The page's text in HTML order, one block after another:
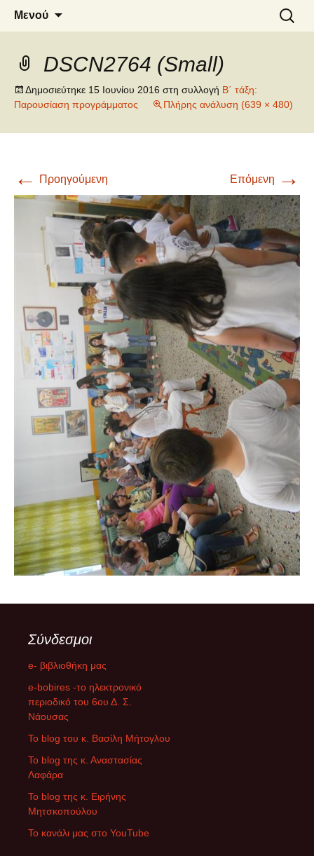
6o ΔΗΜΟΤΙΚΟ ΣΧΟΛΕΙΟ
ΝΑΟΥΣΑΣ
Μενού
για:
DSCN2764 (Small)
Δημοσιεύτηκε 15 Ιουνίου 2016 στη συλλογή Β΄ τάξη:
Παρουσίαση προγράμματος
Πλήρης ανάλυση (639 × 480)
← Προηγούμενη Επόμενη →
Σύνδεσμοι
e- βιβλιοθήκη μας
e-bobires -το ηλεκτρονικό
περιοδικό του 6ου Δ. Σ.
Νάουσας
To blog του κ. Βασίλη Μήτογλου
Το blog της κ. Αναστασίας
Λαφάρα
Το blog της κ. Ειρήνης
Μητσκοπούλου
Το κανάλι μας στο YouTube